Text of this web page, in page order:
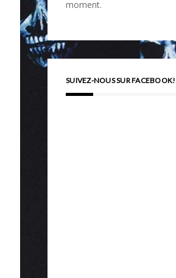
moment.
SUIVEZ-NOUS SUR FACEBOOK!